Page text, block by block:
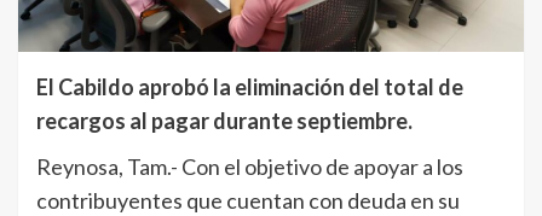
El Cabildo aprobó la eliminación del total de
recargos al pagar durante septiembre.
Reynosa, Tam.- Con el objetivo de apoyar a los
contribuyentes que cuentan con deuda en su